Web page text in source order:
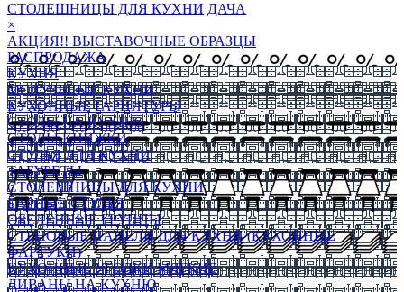
СТОЛЕШНИЦЫ ДЛЯ КУХНИ ДАЧА
×
АКЦИЯ!! ВЫСТАВОЧНЫЕ ОБРАЗЦЫ
РАСПРОДАЖА
КУХНЯ
МОДУЛЬНЫЕ КУХНИ
КУХОННЫЕ ГАРНИТУРЫ
СТОЛЫ НА КУХНЮ
СТОЛЫ КНИЖКИ
СТУЛЬЯ ДЛЯ КУХНИ
ТАБУРЕТЫ
СТОЛЕШНИЦЫ ДЛЯ КУХНИ
БАРНЫЕ СТУЛЬЯ
ОБЕДЕННЫЕ ГРУППЫ
СТЕНОВЫЕ ПАНЕЛИ ДЛЯ КУХНИ (КУХОННЫЕ
ФАРТУКИ)
КУХОННЫЕ УГОЛКИ МЯГКИЕ
ДИВАНЫ НА КУХНЮ